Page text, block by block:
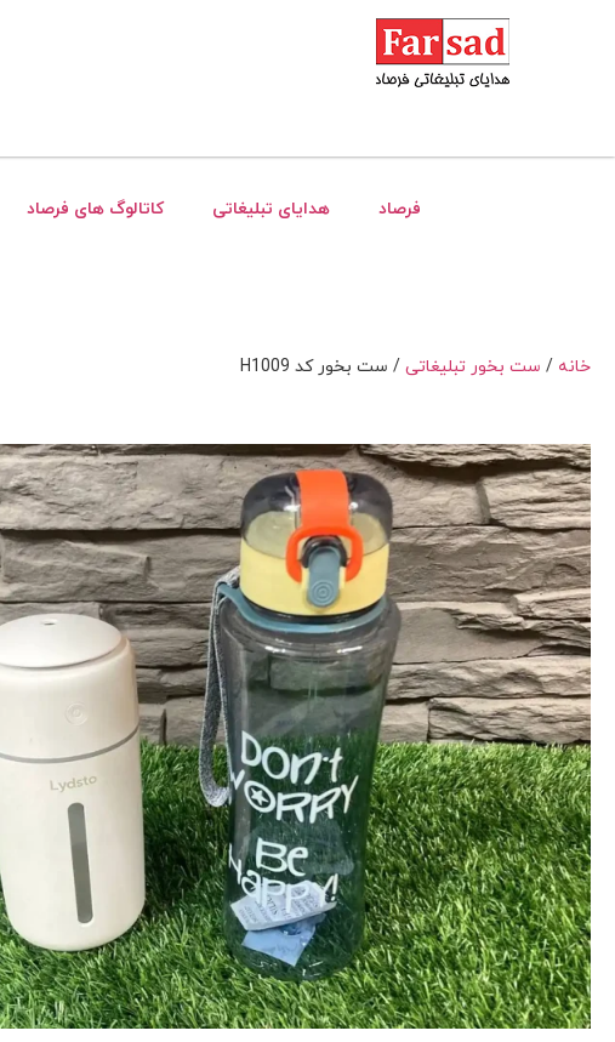
فرصاد هدایای تبلیغاتی کاتالوگ های فرصاد
خانه / ست بخور تبلیغاتی/ ست بخور کد H1009